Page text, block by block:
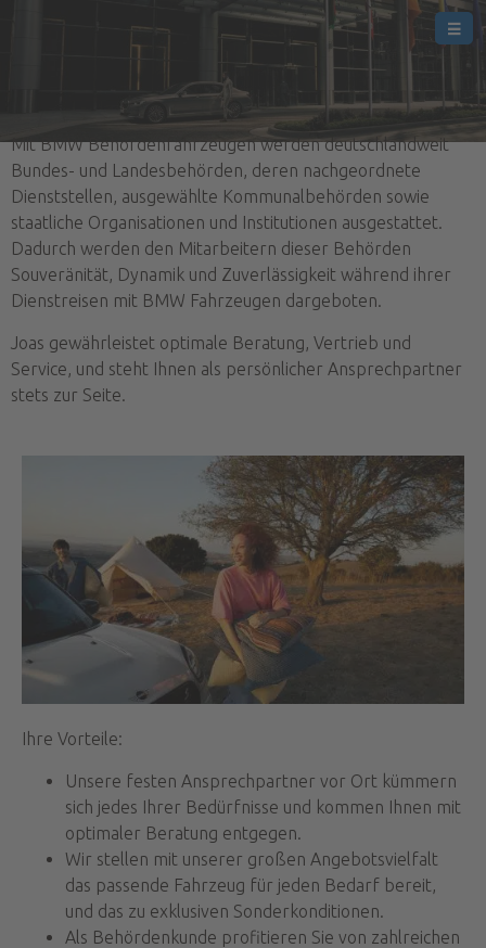
Mit BMW Behördenfahrzeugen werden deutschlandweit
Bundes- und Landesbehörden, deren nachgeordnete
Dienststellen, ausgewählte Kommunalbehörden sowie
staatliche Organisationen und Institutionen ausgestattet.
Dadurch werden den Mitarbeitern dieser Behörden
Souveränität, Dynamik und Zuverlässigkeit während ihrer
Dienstreisen mit BMW Fahrzeugen dargeboten.
Joas gewährleistet optimale Beratung, Vertrieb und
Service, und steht Ihnen als persönlicher Ansprechpartner
stets zur Seite.
Ihre Vorteile:
Unsere festen Ansprechpartner vor Ort kümmern
sich jedes Ihrer Bedürfnisse und kommen Ihnen mit
optimaler Beratung entgegen.
Wir stellen mit unserer großen Angebotsvielfalt
das passende Fahrzeug für jeden Bedarf bereit,
und das zu exklusiven Sonderkonditionen.
Als Behördenkunde profitieren Sie von zahlreichen